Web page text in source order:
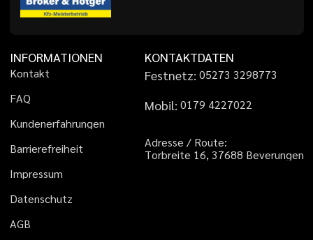
INFORMATIONEN
Kontakt
FAQ
Kundenerfahrungen
Barrierefreiheit
Impressum
Datenschutz
AGB
KONTAKTDATEN
Festnetz: 05273 3298773
Mobil: 01 79 4227022
Adresse / Route:
Torbreite 16, 37688 Beverungen